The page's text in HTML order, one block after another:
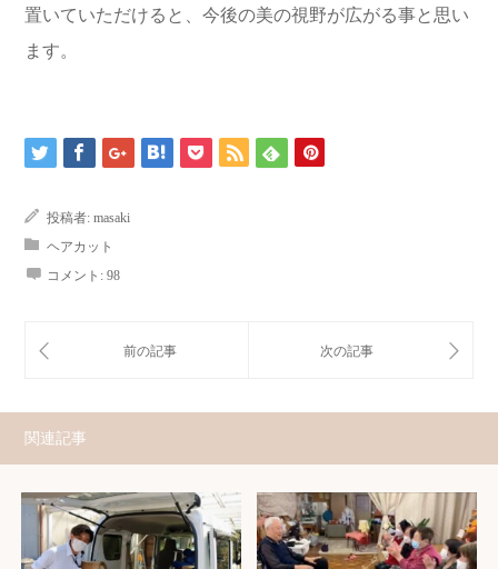
置いていただけると、今後の美の視野が広がる事と思い
ます。
投稿者: masaki
ヘアカット
コメント: 98
関連記事